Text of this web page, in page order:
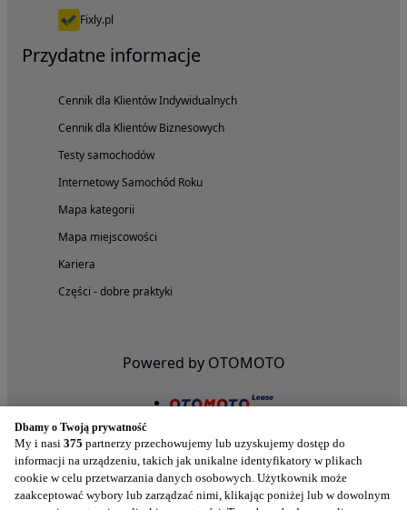
Fixly.pl
Przydatne informacje
Cennik dla Klientów Indywidualnych
Cennik dla Klientów Biznesowych
Testy samochodów
Internetowy Samochód Roku
Mapa kategorii
Mapa miejscowości
Kariera
Części - dobre praktyki
Powered by OTOMOTO
Dbamy o Twoją prywatność
My i nasi 375 partnerzy przechowujemy lub uzyskujemy dostęp do
informacji na urządzeniu, takich jak unikalne identyfikatory w plikach
cookie w celu przetwarzania danych osobowych. Użytkownik może
zaakceptować wybory lub zarządzać nimi, klikając poniżej lub w dowolnym